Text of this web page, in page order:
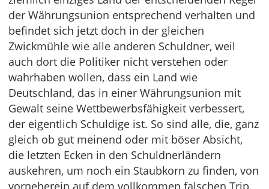
der Währungsunion entsprechend verhalten und
befindet sich jetzt doch in der gleichen
Zwickmühle wie alle anderen Schuldner, weil
auch dort die Politiker nicht verstehen oder
wahrhaben wollen, dass ein Land wie
Deutschland, das in einer Währungsunion mit
Gewalt seine Wettbewerbsfähigkeit verbessert,
der eigentlich Schuldige ist. So sind alle, die, ganz
gleich ob gut meinend oder mit böser Absicht,
die letzten Ecken in den Schuldnerländern
auskehren, um noch ein Staubkorn zu finden, von
vorneherein auf dem vollkommen falschen Trip.